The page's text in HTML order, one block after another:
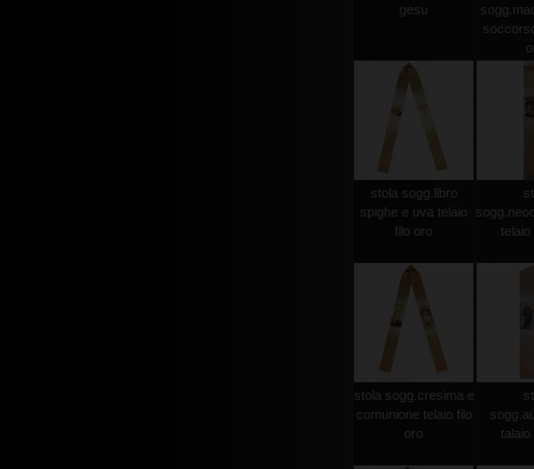
gesu
stola sogg.libro
spighe e uva telaio
filo oro
telaio
stola sogg.cresima e
comunione telaio filo
oro
talaio